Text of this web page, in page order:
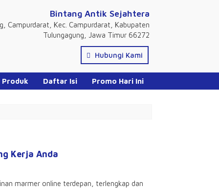
Bintang Antik Sejahtera
Campurdarat, Kec. Campurdarat, Kabupaten
Tulungagung, Jawa Timur 66272
Hubungi Kami
Daftar Isi Promo Hari Ini
Kerja Anda
marmer online terdepan, terlengkap dan